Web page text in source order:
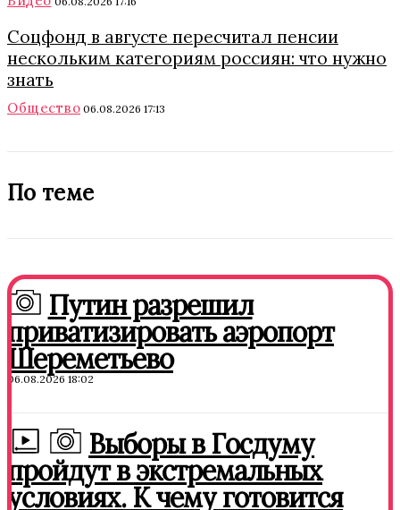
Соцфонд в августе пересчитал пенсии
нескольким категориям россиян: что нужно
знать
Общество 06.08.2026 17:13
По теме
Путин разрешил
приватизировать аэропорт
Шереметьево
06.08.2026 18:02
Выборы в Госдуму
пройдут в экстремальных
условиях. К чему готовится